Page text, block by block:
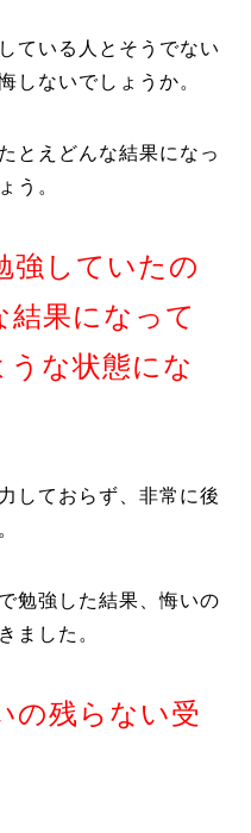
ている人とそうでない
しないでしょうか。
とえどんな結果になっ
う。
強していたの
果になって
な状態にな
しておらず、非常に後
勉強した結果、悔いの
ました。
の残らない受